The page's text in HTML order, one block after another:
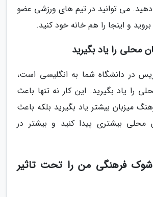
دهید. می توانید در تیم های ورزشی عضو
و اینجا را هم خانه خود کنید.
در دانشگاه شما به انگلیسی است،
را یاد بگیرید. این کار نه تنها باعث
میزبان بیشتر یاد بگیرید بلکه باعث
بیشتری پیدا کنید و بیشتر در
فرهنگی من را تحت تاثیر